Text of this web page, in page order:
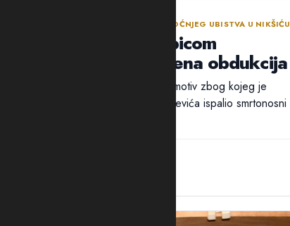
NASTAVLJENA ISTRAGA NAKON SINOĆNJEG UBISTVA U NIKŠIĆU
Policija traga za ubicom
Mrvaljevića, naložena obdukcija
Ni nakon 18 sati nije utvrđen ni motiv zbog kojeg je
ubica, navodno, u potiljak Mrvaljevića ispalio smrtonosni